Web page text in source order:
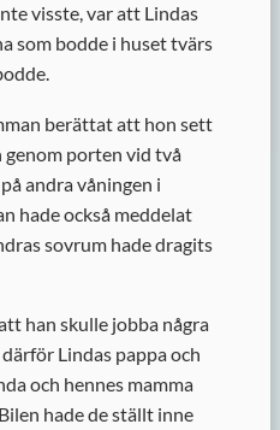
visste, var att Lindas
som bodde i huset tvärs
berättat att hon sett
genom porten vid två
andra våningen i
hade också meddelat
sovrum hade dragits
han skulle jobba några
Lindas pappa och
och hennes mamma
hade de ställt inne